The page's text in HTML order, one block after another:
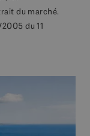
du marché.
du 11